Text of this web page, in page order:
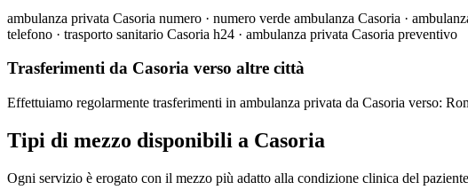
ambulanza privata Casoria numero · numero verde ambulanza Casoria ·
telefono · trasporto sanitario Casoria h24 · ambulanza privata Casoria preventivo
Trasferimenti da Casoria verso altre città
Effettuiamo regolarmente trasferimenti in ambulanza privata da Casoria verso:
Tipi di mezzo disponibili a Casoria
Ogni servizio è erogato con il mezzo più adatto alla condizione clinica del